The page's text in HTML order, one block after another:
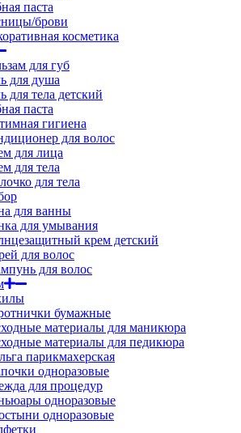
паста
брови
косметика
для губ
для душа
для тела детский
паста
гигиена
для волос
для лица
для тела
для тела
для ванны
для умывания
крем детский
для волос
для волос
бумажные
материалы для маникюра
материалы для педикюра
парикмахерская
одноразовые
для процедур
одноразовые
одноразовые